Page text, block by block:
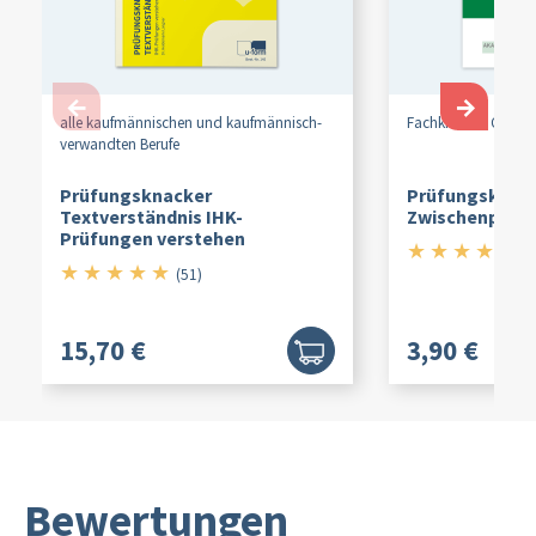
alle kaufmännischen und kaufmännisch-
verwandten Berufe
Prüfungsknacker
Textverständnis IHK-
Prüfungen verstehen
★ ★ ★ ★ ★5/5
(51)
15,70 €
Fachkraft für
★ ★ ★ ★
3,90 €
← →
Bewertungen